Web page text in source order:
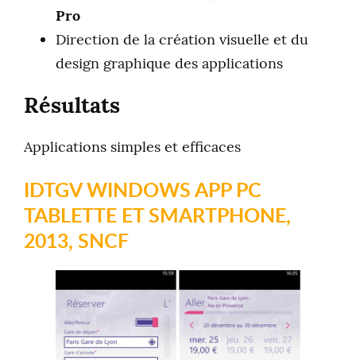
Pro
Direction de la création visuelle et du
design graphique des applications
Résultats
Applications simples et efficaces
IDTGV WINDOWS APP PC
TABLETTE ET SMARTPHONE,
2013, SNCF